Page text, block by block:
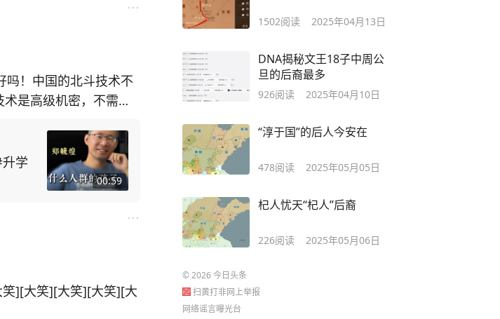
吗！中国的北斗技术不
是高级机密，不需要
学
00:59
笑][大笑][大笑][大笑][大
1502阅读 2025年04月13日
DNA揭秘文王18子中周公
旦的后裔最多
926阅读 2025年04月10日
“淳于国”的后人今安在
478阅读 2025年05月05日
杞人忧天“杞人”后裔
226阅读 2025年05月06日
©2026今日头条
扫黄打非网上举报
网络谣言曝光台